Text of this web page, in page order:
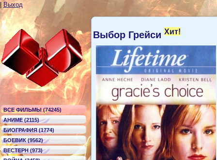
Выход
ВСЕ ФИЛЬМЫ (74245)
АНИМЕ (2115)
БИОГРАФИЯ (1774)
БОЕВИК (9562)
ВЕСТЕРН (973)
Выбор Грейси Хит!